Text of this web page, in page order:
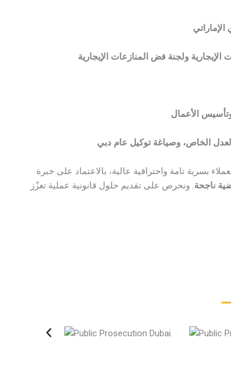
الإيجارية ولجنة فض المنازعات الإيجارية
الأعمال
الخاص، وصياغة توكيل عام دبي
بسرية تامة واحترافية عالية، بالاعتماد على خبرة
. ونحرص على تقديم حلول قانونية عملية تعزّز